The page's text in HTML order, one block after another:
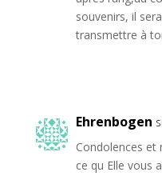
souvenirs, il
transmettre à
Ehrenbogen
Condolences
ce qu Elle vous